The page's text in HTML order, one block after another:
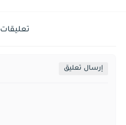
تعليقات
إرسال تعليق